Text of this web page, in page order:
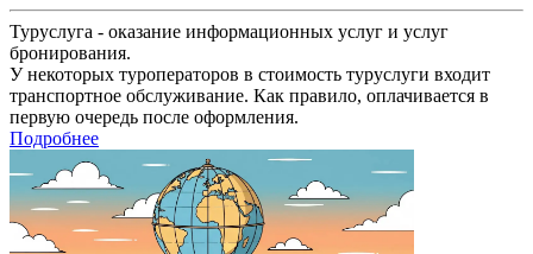
Туруслуга - оказание информационных услуг и услуг
бронирования.
У некоторых туроператоров в стоимость туруслуги входит
транспортное обслуживание. Как правило, оплачивается в
первую очередь после оформления.
Подробнее